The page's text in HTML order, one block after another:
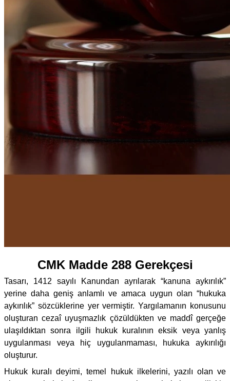
CMK Madde 288 Gerekçesi
Tasarı, 1412 sayılı Kanundan ayrılarak “kanuna aykırılık”
yerine daha geniş anlamlı ve amaca uygun olan “hukuka
aykırılık” sözcüklerine yer vermiştir. Yargılamanın konusunu
oluşturan cezaî uyuşmazlık çözüldükten ve maddî gerçeğe
ulaşıldıktan sonra ilgili hukuk kuralının eksik veya yanlış
uygulanması veya hiç uygulanmaması, hukuka aykırılığı
oluşturur.
Hukuk kuralı deyimi, temel hukuk ilkelerini, yazılı olan ve